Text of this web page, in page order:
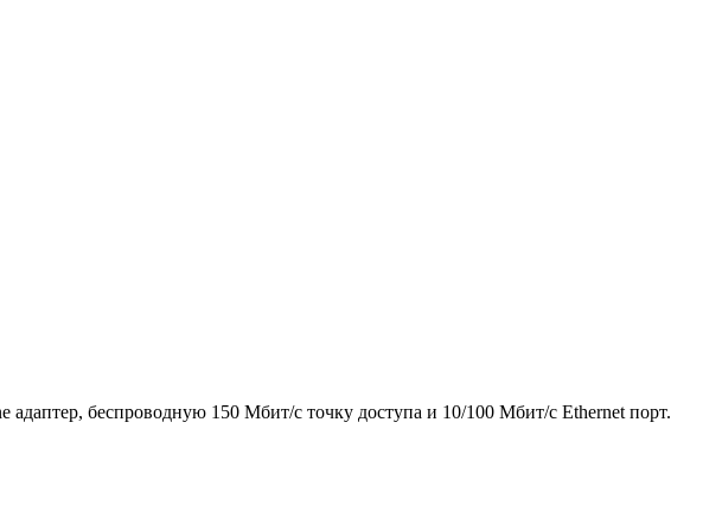
адаптер, беспроводную 150 Мбит/с точку доступа и 10/100 Мбит/с Ethernet порт.